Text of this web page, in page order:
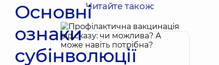
Основні
ознаки
субінволюції
Читайте також: